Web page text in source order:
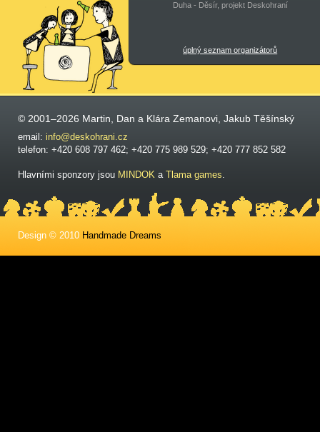
Duha - Děsír, projekt Deskohraní
úplný seznam organizátorů
© 2001–2026 Martin, Dan a Klára Zemanovi, Jakub Těšínský
email: info@deskohrani.cz
telefon: +420 608 797 462; +420 775 989 529; +420 777 852 582
Hlavními sponzory jsou MINDOK a Tlama games.
Design © 2010 Handmade Dreams